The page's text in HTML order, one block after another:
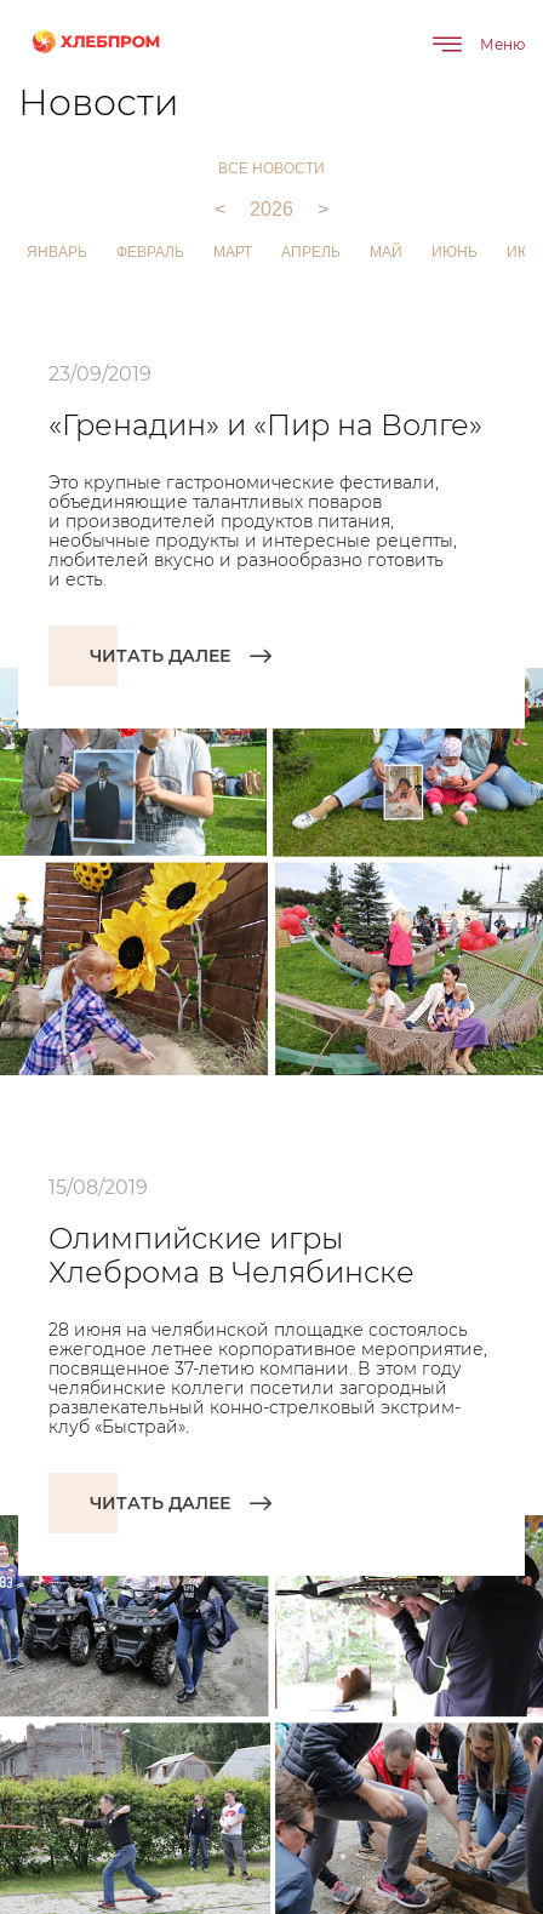
Меню
Главная О компании
Новости
ВСЕ НОВОСТИ
< 2026 >
ЯНВАРЬ ФЕВРАЛЬ МАРТ АПРЕЛЬ МАЙ ИЮНЬ
23/09/2019
«Гренадин» и «Пир на Волге»
Это крупные гастрономические фестивали,
объединяющие талантливых поваров
и производителей продуктов питания,
необычные продукты и интересные рецепты,
любителей вкусно и разнообразно готовить
и есть.
ЧИТАТЬ ДАЛЕЕ
15/08/2019
Олимпийские игры
Хлеброма в Челябинске
28 июня на челябинской площадке состоялось
ежегодное летнее корпоративное мероприятие,
посвященное 37-летию компании. В этом году
челябинские коллеги посетили загородный
развлекательный конно-стрелковый экстрим-
клуб «Быстрай».
ЧИТАТЬ ДАЛЕЕ